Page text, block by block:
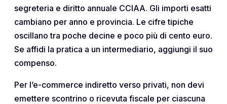
segreteria e diritto annuale CCIAA. Gli importi esatti
cambiano per anno e provincia. Le cifre tipiche
oscillano tra poche decine e poco più di cento euro.
Se affidi la pratica a un intermediario, aggiungi il suo
compenso.
Per l’e-commerce indiretto verso privati, non devi
emettere scontrino o ricevuta fiscale per ciascuna